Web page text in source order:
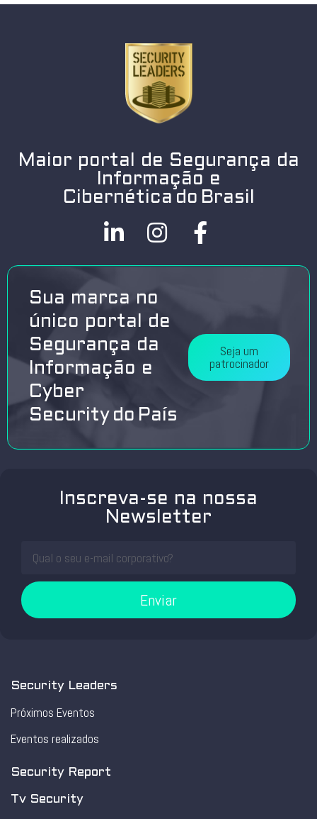
Maior portal de Segurança da
Informação e
Cibernética do Brasil
Sua marca no
único portal de
Segurança da
Informação e
Cyber
Security do País
Seja um
patrocinador
Inscreva-se na nossa
Newsletter
Enviar
Security Leaders
Próximos Eventos
Eventos realizados
Security Report
Tv Security